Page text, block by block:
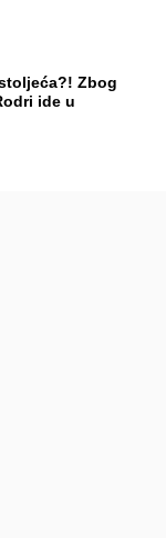
Zbog
ide u